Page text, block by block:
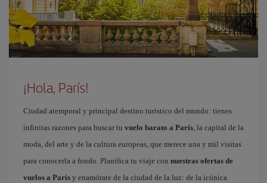
¡Hola, París!
Ciudad atemporal y principal destino turístico del mundo: tienes
infinitas razones para buscar tu vuelo barato a París, la capital de la
moda, del arte y de la cultura europeas, que merece una y mil visitas
para conocerla a fondo. Planifica tu viaje con nuestras ofertas de
vuelos a París y enamórate de la ciudad de la luz: de la icónica